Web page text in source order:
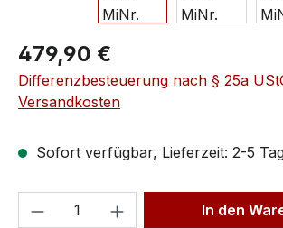
479,90 €
Differenzbesteuerung nach § 25a
Versandkosten
Sofort verfügbar, Lieferzeit: 2-5
In den